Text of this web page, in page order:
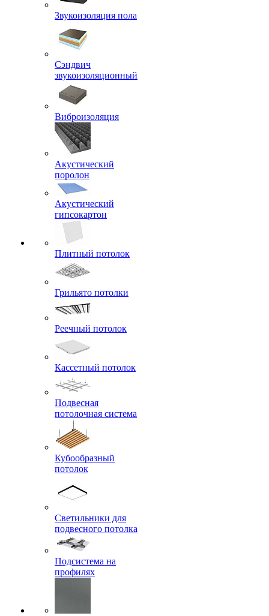
Звукоизоляция пола
Сэндвич
звукоизоляционный
Виброизоляция
Акустический
поролон
Акустический
гипсокартон
Плитный потолок
Грильято потолки
Реечный потолок
Кассетный потолок
Подвесная
потолочная система
Кубообразный
потолок
Светильники для
подвесного потолка
Подсистема на
профилях